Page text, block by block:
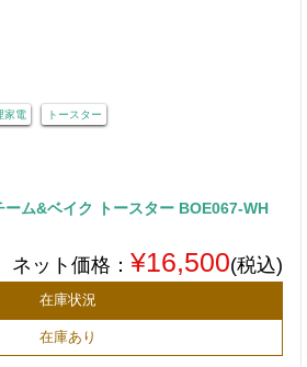
家電 トースター
ム&ベイク トースター BOE067-WH
ネット価格： ¥16,500(税込)
在庫状況
在庫あり